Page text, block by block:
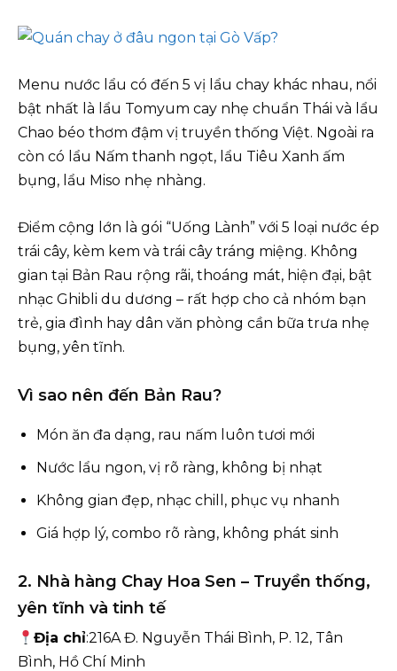
Menu nước lẩu có đến 5 vị lẩu chay khác nhau, nổi
bật nhất là lẩu Tomyum cay nhẹ chuẩn Thái và lẩu
Chao béo thơm đậm vị truyền thống Việt. Ngoài ra
còn có lẩu Nấm thanh ngọt, lẩu Tiêu Xanh ấm
bụng, lẩu Miso nhẹ nhàng.
Điểm cộng lớn là gói “Uống Lành” với 5 loại nước ép
trái cây, kèm kem và trái cây tráng miệng. Không
gian tại Bản Rau rộng rãi, thoáng mát, hiện đại, bật
nhạc Ghibli du dương – rất hợp cho cả nhóm bạn
trẻ, gia đình hay dân văn phòng cần bữa trưa nhẹ
bụng, yên tĩnh.
Vì sao nên đến Bản Rau?
Món ăn đa dạng, rau nấm luôn tươi mới
Nước lẩu ngon, vị rõ ràng, không bị nhạt
Không gian đẹp, nhạc chill, phục vụ nhanh
Giá hợp lý, combo rõ ràng, không phát sinh
2. Nhà hàng Chay Hoa Sen – Truyền thống,
yên tĩnh và tinh tế
Địa chỉ:216A Đ. Nguyễn Thái Bình, P. 12, Tân
Bình, Hồ Chí Minh